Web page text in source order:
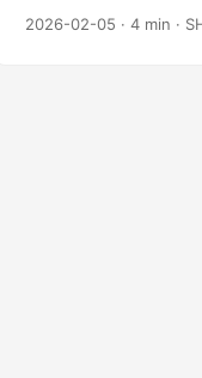
2026-02-05 · 4 min ·